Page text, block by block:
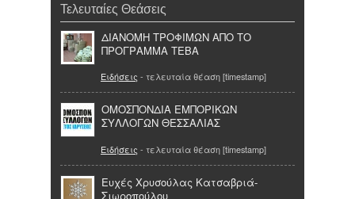
Τελευταίες Θεάσεις
ΔΙΑΝΟΜΗ ΤΡΟΦΙΜΩΝ ΑΠΟ ΤΟ
ΠΡΟΓΡΑΜΜΑ ΤΕΒΑ
Ειδήσεις - τελευταία θέαση [timestamp]
ΟΜΟΣΠΟΝΔΙΑ ΕΜΠΟΡΙΚΩΝ
ΣΥΛΛΟΓΩΝ ΘΕΣΣΑΛΙΑΣ
Ειδήσεις - τελευταία θέαση [timestamp]
Ευχές Χρυσούλας Κατσαβριά-
Σιωροπούλου